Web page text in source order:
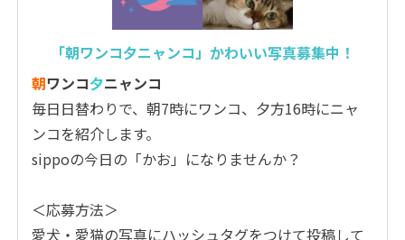
「朝ワンコ夕ニャンコ」かわいい写真募集中！
朝ワンコ夕ニャンコ
毎日日替わりで、朝7時にワンコ、夕方16時にニャ
ンコを紹介します。
sippoの今日の「かお」になりませんか？
＜応募方法＞
愛犬・愛猫の写真にハッシュタグをつけて投稿して